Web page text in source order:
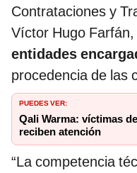
Contrataciones y
Víctor Hugo
entidades
procedencia de las
PUEDES VER:
Qali Warma: víctimas
reciben atención
“La competencia